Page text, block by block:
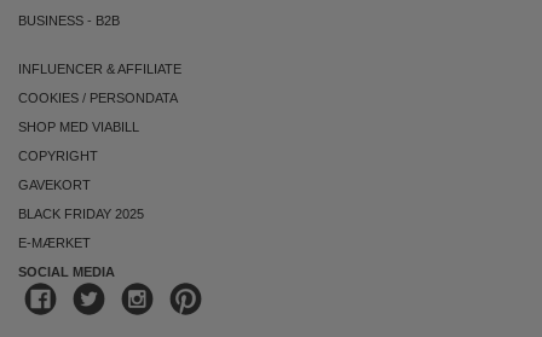
BUSINESS - B2B
INFLUENCER & AFFILIATE
COOKIES / PERSONDATA
SHOP MED VIABILL
COPYRIGHT
GAVEKORT
BLACK FRIDAY 2025
E-MÆRKET
SOCIAL MEDIA